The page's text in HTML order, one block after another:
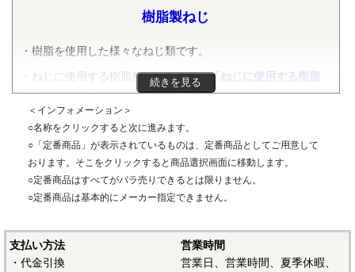
樹脂製ねじ
・樹脂を使用した様々なねじ類です。
・ねじに使用する樹脂材料については「ねじに使用する樹脂
材料」をご参照ください。
樹脂製スペーサー
〇特徴
・樹脂製のスペーサー、スリーブ等です。
続きを見る
＜インフォメーション＞
○名称をクリックすると次に進みます。
○「定番商品」が表示されているものは、定番商品としてご用意して
おります。そこをクリックすると商品選択画面に移動します。
○定番商品はすべてがバラ売りできるとは限りません。
○定番商品は基本的にメーカー指定できません。
支払い方法
・代金引換
営業時間
営業日、営業時間、夏季休暇、